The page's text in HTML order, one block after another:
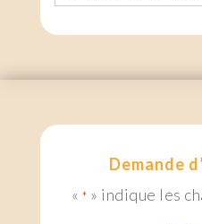
Demande
«* » indique les